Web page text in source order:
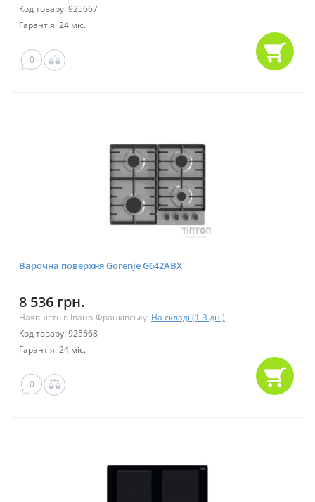
Код товару: 925667
Гарантія: 24 міс.
0
Варочна поверхня Gorenje G642ABX
8 536 грн.
Наявність в Івано-Франківську: На складі (1-3 дні)
Код товару: 925668
Гарантія: 24 міс.
0